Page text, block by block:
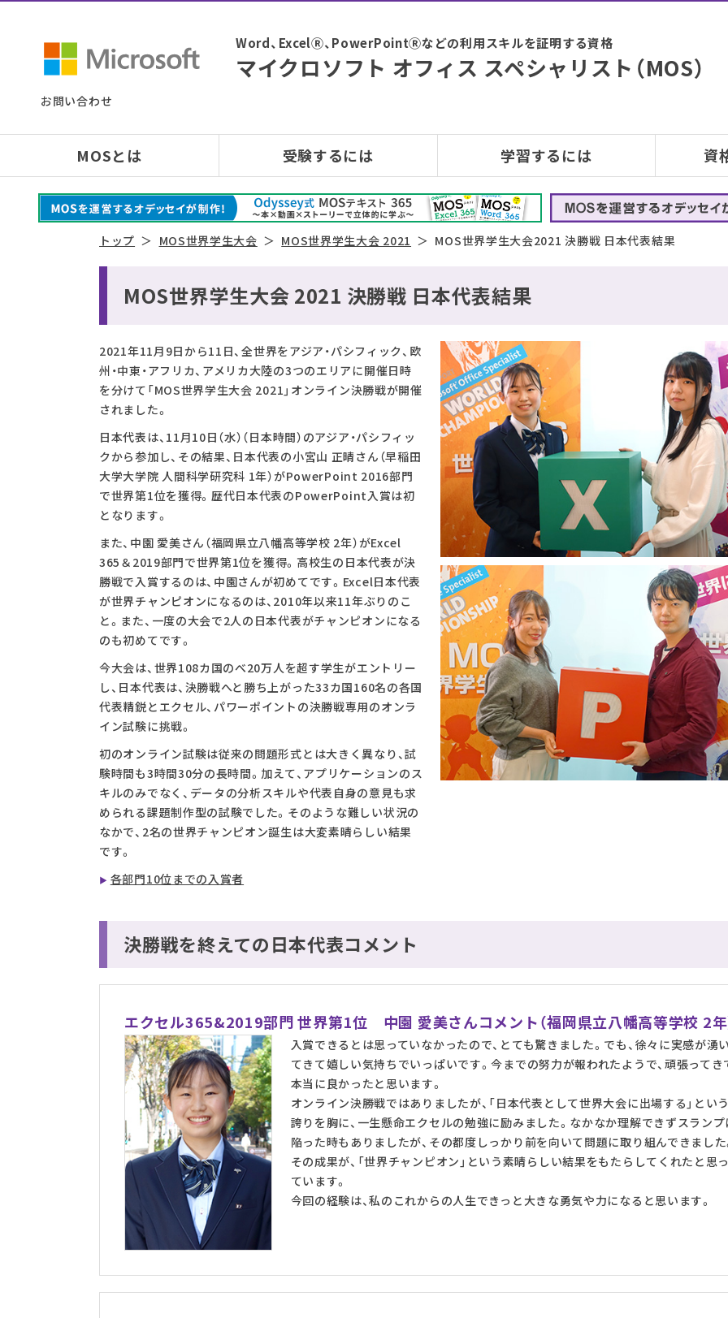
Word、ExcelⓇ、PowerPointⓇなどの利用スキルを証明する資格
マイクロソフト オフィス スペシャリスト（MOS）
お問い合わせ
MOSとは 受験するには 学習するには 資
トップ MOS世界学生大会 MOS世界学生大会 2021 MOS世界学生大会2021 決勝戦 日本代表結果
MOS世界学生大会 2021 決勝戦 日本代表結果
2021年11月9日から11日、全世界をアジア・パシフィック、欧
州・中東・アフリカ、アメリカ大陸の3つのエリアに開催日時
を分けて「MOS世界学生大会 2021」オンライン決勝戦が開催
されました。
日本代表は、11月10日（水）（日本時間）のアジア・パシフィッ
クから参加し、その結果、日本代表の小宮山 正晴さん（早稲田
大学大学院 人間科学研究科 1年）がPowerPoint 2016部門
で世界第1位を獲得。歴代日本代表のPowerPoint入賞は初
となります。
また、中園 愛美さん（福岡県立八幡高等学校 2年）がExcel
365＆2019部門で世界第1位を獲得。高校生の日本代表が決
勝戦で入賞するのは、中園さんが初めてです。Excel日本代表
が世界チャンピオンになるのは、2010年以来11年ぶりのこ
と。また、一度の大会で2人の日本代表がチャンピオンになる
のも初めてです。
今大会は、世界108カ国のべ20万人を超す学生がエントリー
し、日本代表は、決勝戦へと勝ち上がった33カ国160名の各国
代表精鋭とエクセル、パワーポイントの決勝戦専用のオンラ
イン試験に挑戦。
初のオンライン試験は従来の問題形式とは大きく異なり、試
験時間も3時間30分の長時間。加えて、アプリケーションのス
キルのみでなく、データの分析スキルや代表自身の意見も求
められる課題制作型の試験でした。そのような難しい状況の
なかで、2名の世界チャンピオン誕生は大変素晴らしい結果
です。
各部門10位までの入賞者
決勝戦を終えての日本代表コメント
エクセル365&2019部門 世界第1位 中園 愛美さんコメント（福岡県立八幡高等学校 2年
入賞できるとは思っていなかったので、とても驚きました。でも、徐々に実感が湧い
てきて嬉しい気持ちでいっぱいです。今までの努力が報われたようで、頑張ってき
本当に良かったと思います。
オンライン決勝戦ではありましたが、「日本代表として世界大会に出場する」という
誇りを胸に、一生懸命エクセルの勉強に励みました。なかなか理解できずスランプ
陥った時もありましたが、その都度しっかり前を向いて問題に取り組んできました
その成果が、「世界チャンピオン」という素晴らしい結果をもたらしてくれたと思っ
ています。
今回の経験は、私のこれからの人生できっと大きな勇気や力になると思います。